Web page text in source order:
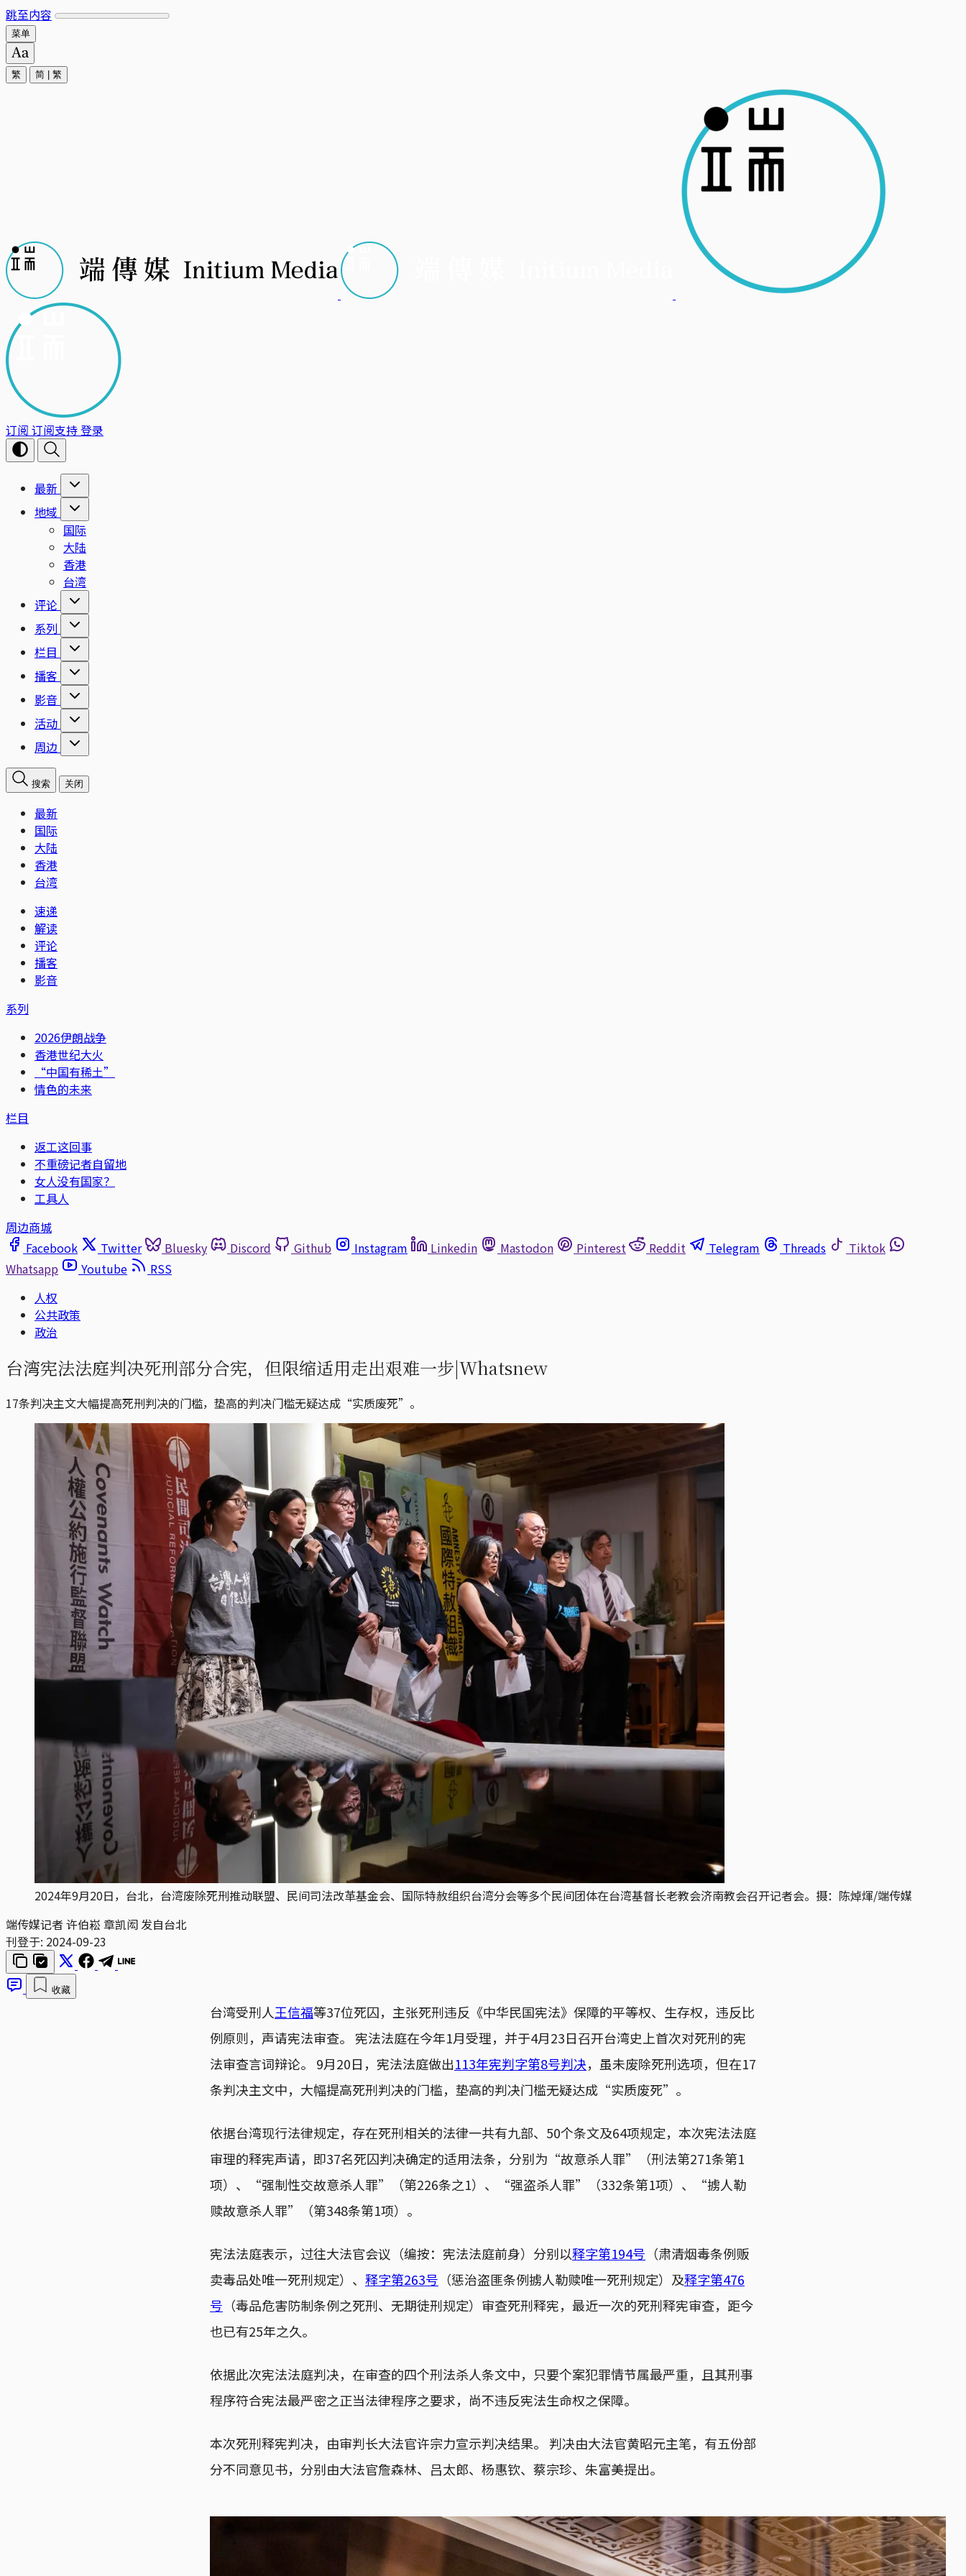
跳至内容
菜单
繁 简 繁
订阅 订阅支持登录
最新
地域
国际
大陆
香港
台湾
评论
系列
栏目
播客
影音
活动
周边
搜索 关闭
最新
国际
大陆
香港
台湾
速递
解读
评论
播客
影音
系列
2026伊朗战争
香港世纪大火
“中国有稀土”
情色的未来
栏目
返工这回事
不重磅记者自留地
女人没有国家？
工具人
周边商城
Facebook
Twitter Bluesky Discord Github Instagram Linkedin Mastodon Pinterest Reddit Telegram Threads
Tiktok
Whatsapp
Youtube
RSS
人权
公共政策
政治
台湾宪法法庭判决死刑部分合宪，但限缩适用走出艰难一步|Whatsnew
17条判决主文大幅提高死刑判决的门槛，垫高的判决门槛无疑达成“实质废死”。
2024年9月20日，台北，台湾废除死刑推动联盟、民间司法改革基金会、国际特赦组织台湾分会等多个民间团体在台湾基督长老教会济南教会召开记者会。摄：陈焯煇/端传媒
端传媒记者 许伯崧 章凯闳 发自台北
刊登于: 2024-09-23
收藏
台湾受刑人王信福等37位死囚，主张死刑违反《中华民国宪法》保障的平等权、生存权，违反比
例原则，声请宪法审查。 宪法法庭在今年1月受理，并于4月23日召开台湾史上首次对死刑的宪
法审查言词辩论。 9月20日，宪法法庭做出113年宪判字第8号判决，虽未废除死刑选项，但在17
条判决主文中，大幅提高死刑判决的门槛，垫高的判决门槛无疑达成“实质废死”。
依据台湾现行法律规定，存在死刑相关的法律一共有九部、50个条文及64项规定，本次宪法法庭
审理的释宪声请，即37名死囚判决确定的适用法条，分别为“故意杀人罪”（刑法第271条第1
项）、“强制性交故意杀人罪”（第226条之1）、“强盗杀人罪”（332条第1项）、“掳人勒
赎故意杀人罪”（第348条第1项）。
宪法法庭表示，过往大法官会议（编按：宪法法庭前身）分别以释字第194号 （肃清烟毒条例贩
卖毒品处唯一死刑规定）、 释字第263号 （惩治盗匪条例掳人勒赎唯一死刑规定）及释字第476
号 （毒品危害防制条例之死刑、无期徒刑规定）审查死刑释宪，最近一次的死刑释宪审查，距今
也已有25年之久。
依据此次宪法法庭判决，在审查的四个刑法杀人条文中，只要个案犯罪情节属最严重，且其刑事
程序符合宪法最严密之正当法律程序之要求，尚不违反宪法生命权之保障。
本次死刑释宪判决，由审判长大法官许宗力宣示判决结果。 判决由大法官黄昭元主笔，有五份部
分不同意见书，分别由大法官詹森林、吕太郎、杨惠钦、蔡宗珍、朱富美提出。